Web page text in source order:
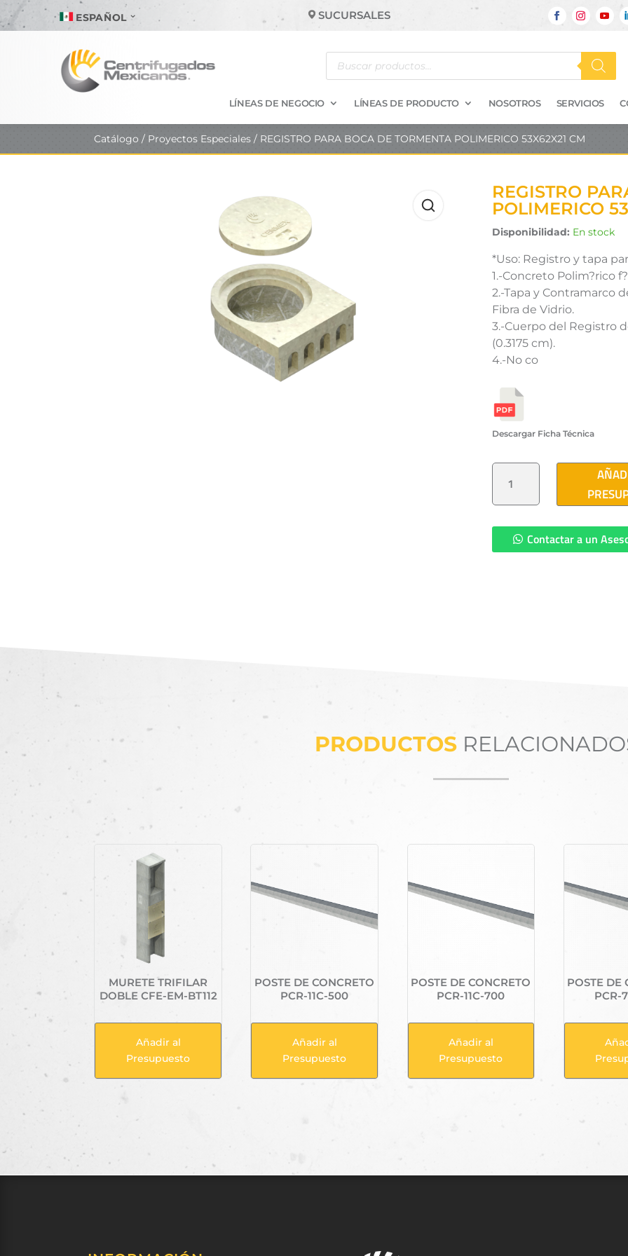
ESPAÑOL SUCURSALES
Búsqueda
productos
LÍNEAS DE NEGOCIO LÍNEAS DE PRODUCTO NOSOTROS SERVICIOS
Catálogo / Proyectos Especiales / REGISTRO PARA BOCA DE TORMENTA POLIMERICO 53X62X21 CM
REGISTRO
POLIMERICO
Disponibilidad: En stock
*Uso: Registro y tapa
1.-Concreto Polim?rico
2.-Tapa y Contramarco
Fibra de Vidrio.
3.-Cuerpo del Registro
(0.3175 cm).
4.-No co
Descargar Ficha Técnica
REGISTRO
BOCA
TORMENTA
53X62X21
CANTIDADContactar a un
PRODUCTOS
MURETE TRIFILAR
DOBLE CFE-EM-BT112
Añadir al
Presupuesto
POSTE DE CONCRETO
PCR-11C-500
Añadir al
Presupuesto
POSTE DE CONCRETO
PCR-11C-700
Añadir al
Presupuesto
POSTE DE
PCR-